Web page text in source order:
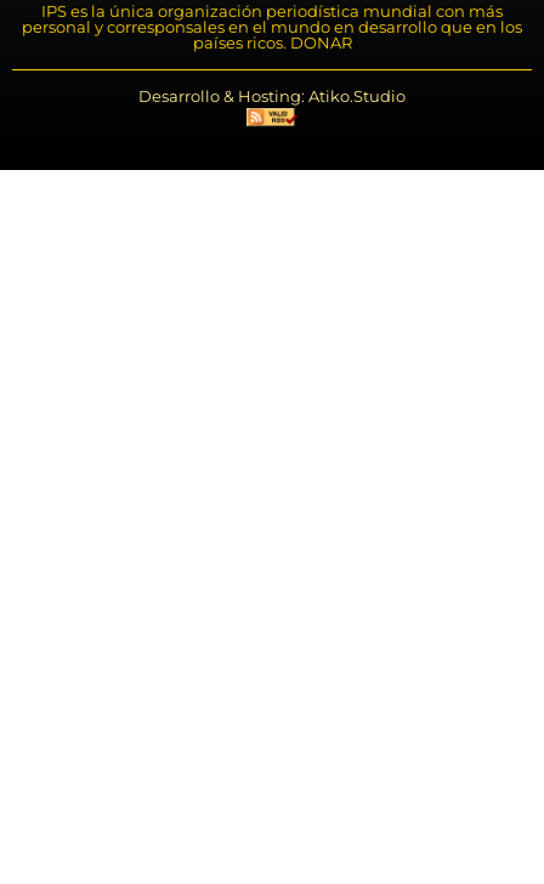
IPS es la única organización periodística mundial con más
personal y corresponsales en el mundo en desarrollo que en los
países ricos. DONAR
Desarrollo & Hosting: Atiko.Studio